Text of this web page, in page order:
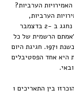
הערביות?
הערביות,
המכונה יחד גם יום האיחוד, נחגג ב -2 בדצמבר
הרשמית של כל
שבעת האמירות שהתקיימו בשנת 1971. חגיגת היום
היא אחד הפסטיבלים